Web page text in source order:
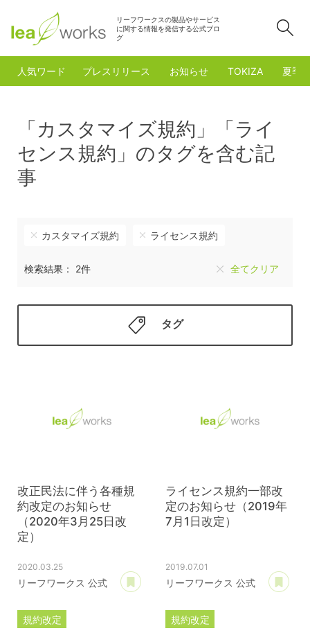
リーフワークスの製品やサービス
に関する情報を発信する公式ブロ
グ
人気ワード プレスリリース お知らせ TOKIZA 夏季
「カスタマイズ規約」「ライ
センス規約」のタグを含む記
事
カスタマイズ規約 ライセンス規約
検索結果： 2件 全てクリア
タグ
改正民法に伴う各種規
約改定のお知らせ
（2020年3月25日改
定）
2020.03.25
リーフワークス 公式
あとで読む
規約改定
ライセンス規約一部改
定のお知らせ（2019年
7月1日改定）
2019.07.01
リーフワークス 公式
規約改定